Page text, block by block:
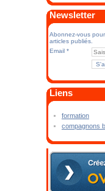
Newsletter
Abonnez-vous
articles publiés.
Email
Liens
formation
compagnons